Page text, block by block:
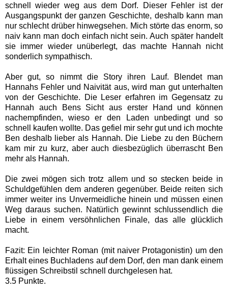
schnell wieder weg aus dem Dorf. Dieser Fehler ist der
Ausgangspunkt der ganzen Geschichte, deshalb kann man
nur schlecht drüber hinwegsehen. Mich störte das enorm, so
naiv kann man doch einfach nicht sein. Auch später handelt
sie immer wieder unüberlegt, das machte Hannah nicht
sonderlich sympathisch.
Aber gut, so nimmt die Story ihren Lauf. Blendet man
Hannahs Fehler und Naivität aus, wird man gut unterhalten
von der Geschichte. Die Leser erfahren im Gegensatz zu
Hannah auch Bens Sicht aus erster Hand und können
nachempfinden, wieso er den Laden unbedingt und so
schnell kaufen wollte. Das gefiel mir sehr gut und ich mochte
Ben deshalb lieber als Hannah. Die Liebe zu den Büchern
kam mir zu kurz, aber auch diesbezüglich überrascht Ben
mehr als Hannah.
Die zwei mögen sich trotz allem und so stecken beide in
Schuldgefühlen dem anderen gegenüber. Beide reiten sich
immer weiter ins Unvermeidliche hinein und müssen einen
Weg daraus suchen. Natürlich gewinnt schlussendlich die
Liebe in einem versöhnlichen Finale, das alle glücklich
macht.
Fazit: Ein leichter Roman (mit naiver Protagonistin) um den
Erhalt eines Buchladens auf dem Dorf, den man dank einem
flüssigen Schreibstil schnell durchgelesen hat.
3.5 Punkte.